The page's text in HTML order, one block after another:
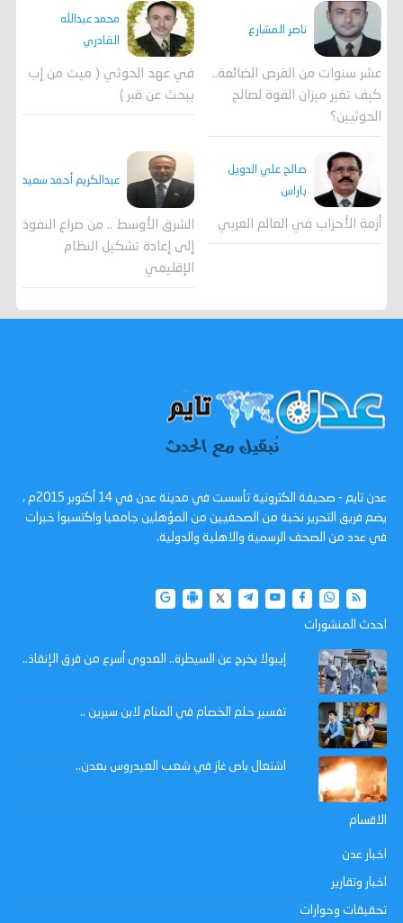
ناصر المشارع
عشر سنوات من الفرص الضائعة..
كيف تغير ميزان القوة لصالح
الحوثيين؟
محمد عبدالله
القادري
في عهد الحوثي ( ميت من إب
يبحث عن قبر )
صالح علي الدويل
باراس
أزمة الأحزاب في العالم العربي
عبدالكريم أحمد سعيد
الشرق الأوسط .. من صراع النفوذ
إلى إعادة تشكيل النظام
الإقليمي
عدن تايم - صحيفة الكترونية تأسست في مدينة عدن في 14 أكتوبر 2015م ،
يضم فريق التحرير نخبة من الصحفيين من المؤهلين جامعيا واكتسبوا خبرات
في عدد من الصحف الرسمية والاهلية والدولية.
احدث المنشورات
إيبولا يخرج عن السيطرة.. العدوى أسرع من فرق الإنقاذ..
تفسير حلم الخصام في المنام لابن سيرين ..
اشتعال باص غاز في شعب العيدروس بعدن..
الاقسام
اخبار عدن
اخبار وتقارير
تحقيقات وحوارات